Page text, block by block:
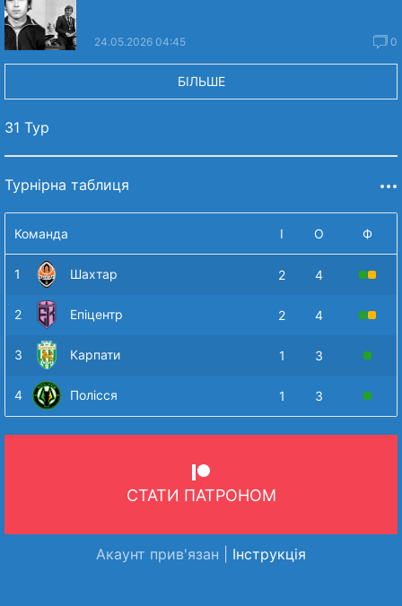
24.05.2026 04:45 0
БІЛЬШЕ
31 Тур
Турнірна таблиця
Команда І О Ф
1 Шахтар 2 4
2 Епіцентр 2 4
3 Карпати 1 3
4 Полісся 1 3
СТАТИ ПАТРОНОМ
Акаунт прив'язан | Інструкція